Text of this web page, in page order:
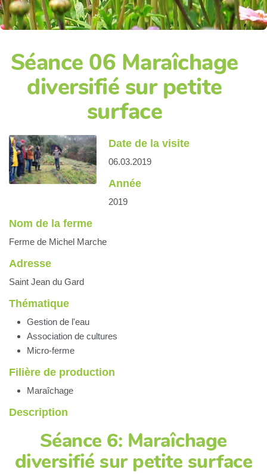
Séance 06 Maraîchage
diversifié sur petite
surface
Date de la visite
06.03.2019
Année
2019
Nom de la ferme
Ferme de Michel Marche
Adresse
Saint Jean du Gard
Thématique
Gestion de l'eau
Association de cultures
Micro-ferme
Filière de production
Maraîchage
Description
Séance 6: Maraîchage
diversifié sur petite surface